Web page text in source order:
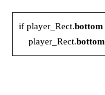
if player_Rect.bottom
player_Rect.bottom